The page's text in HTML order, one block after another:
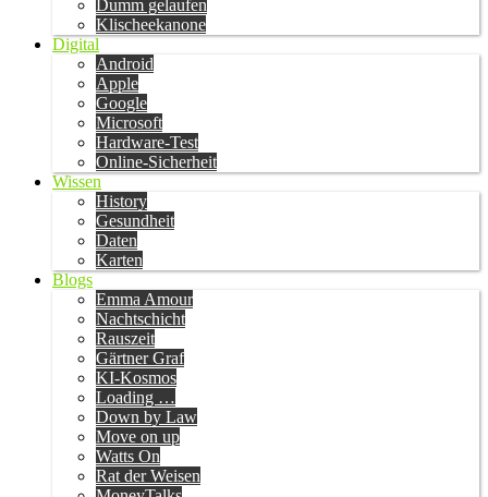
Dumm gelaufen
Klischeekanone
Digital
Android
Apple
Google
Microsoft
Hardware-Test
Online-Sicherheit
Wissen
History
Gesundheit
Daten
Karten
Blogs
Emma Amour
Nachtschicht
Rauszeit
Gärtner Graf
KI-Kosmos
Loading …
Down by Law
Move on up
Watts On
Rat der Weisen